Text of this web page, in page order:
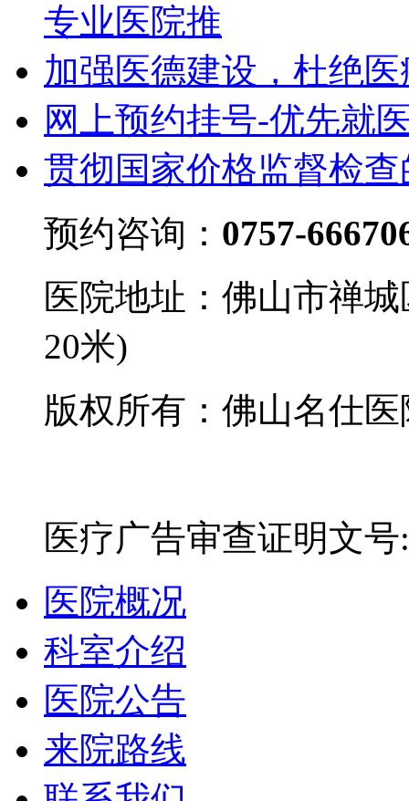
专业医院推
加强医德建设，杜绝
网上预约挂号-优先就
贯彻国家价格监督检
预约咨询： 0757-
医院地址：佛山市禅
20米)
版权所有：佛山名仕
医疗广告审查证明文
医院概况
科室介绍
医院公告
来院路线